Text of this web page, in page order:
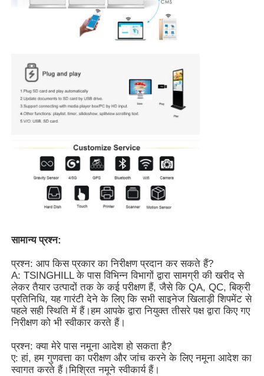
सामान्य प्रश्न:
प्रश्न: आप किस प्रकार का निरीक्षण प्रदान कर सकते हैं?
A: TSINGHILL के पास विभिन्न विभागों द्वारा सामग्री की खरीद से
लेकर तैयार उत्पादों तक के कई परीक्षण हैं, जैसे कि QA, QC, बिक्री
प्रतिनिधि, यह गारंटी देने के लिए कि सभी साइनेज खिलाड़ी शिपमेंट से
पहले सही स्थिति में हैं।हम आपके द्वारा नियुक्त तीसरे पक्ष द्वारा किए गए
निरीक्षण को भी स्वीकार करते हैं।
प्रश्न: क्या मेरे पास नमूना आदेश हो सकता है?
ए: हां, हम गुणवत्ता का परीक्षण और जांच करने के लिए नमूना आदेश का
स्वागत करते हैं।मिश्रित नमूने स्वीकार्य हैं।